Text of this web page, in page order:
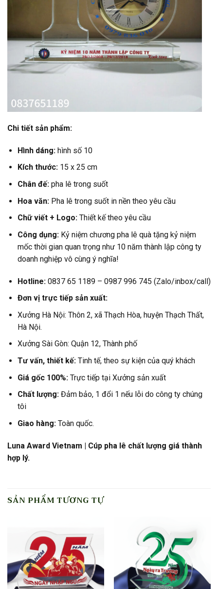
Chi tiết sản phẩm:
Hình dáng:hình số 10
Kích thước: 15 x 25 cm
Chân đế:pha lê trong suốt
Hoa văn: Pha lê trong suốt in nền theo yêu cầu
Chữ viết + Logo: Thiết kế theo yêu cầu
Công dụng:Kỷ niệm chương pha lê quà tặng kỷ niệm
mốc thời gian quan trọng như 10 năm thành lập công ty
doanh nghiệp vô cùng ý nghĩa!
Hotline:0837 65 1189 – 0987 996 745 (Zalo/inbox/call)
Đơn vị trực tiếp sản xuất:
Xưởng Hà Nội: Thôn 2, xã Thạch Hòa, huyện Thạch Thất,
Hà Nội.
Xưởng Sài Gòn: Quận 12, Thành phố
Tư vấn, thiết kế:Tinh tế, theo sự kiện của quý khách
Giá gốc 100%:Trực tiếp tại Xưởng sản xuất
Chất lượng:Đảm bảo, 1 đổi 1 nếu lỗi do công ty chúng
tôi
Giao hàng:Toàn quốc.
Luna Award Vietnam | Cúp pha lê chất lượng giá thành
hợp lý.
SẢN PHẨM TƯƠNG TỰ